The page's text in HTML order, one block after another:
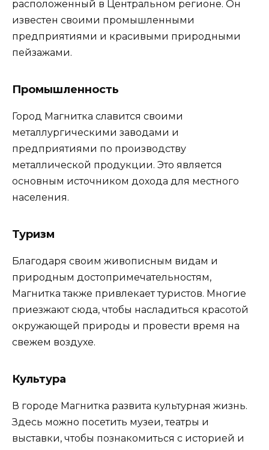
расположенный в Центральном регионе. Он
известен своими промышленными
предприятиями и красивыми природными
пейзажами.
Промышленность
Город Магнитка славится своими
металлургическими заводами и
предприятиями по производству
металлической продукции. Это является
основным источником дохода для местного
населения.
Туризм
Благодаря своим живописным видам и
природным достопримечательностям,
Магнитка также привлекает туристов. Многие
приезжают сюда, чтобы насладиться красотой
окружающей природы и провести время на
свежем воздухе.
Культура
В городе Магнитка развита культурная жизнь.
Здесь можно посетить музеи, театры и
выставки, чтобы познакомиться с историей и